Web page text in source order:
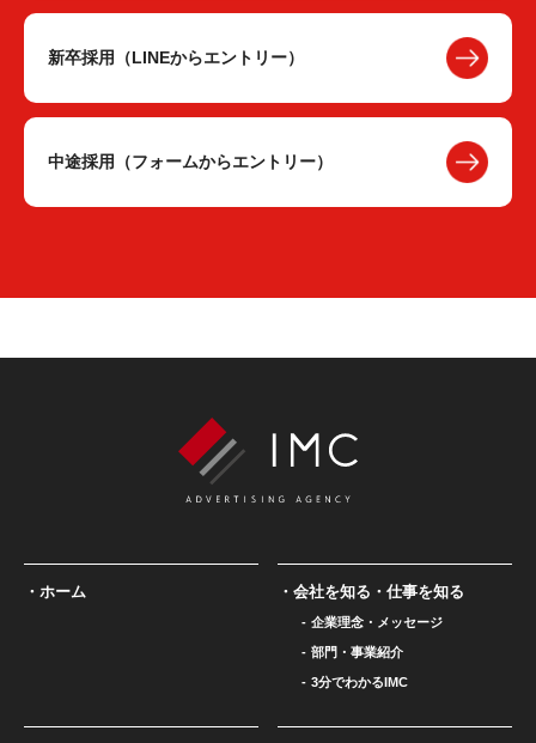
新卒採用（LINEからエントリー）
中途採用（フォームからエントリー）
ホーム 会社を知る・仕事を知る
企業理念・メッセージ
部門・事業紹介
3分でわかるIMC